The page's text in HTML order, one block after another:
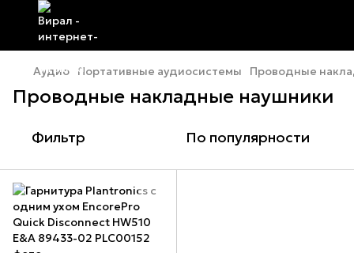
Аудио Портативные аудиосистемы Проводные
Проводные накладные наушники
Фильтр По популярности